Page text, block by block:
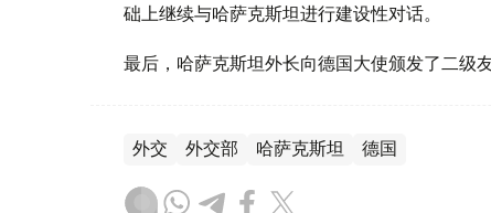
础上继续与哈萨克斯坦进行建设性对话。
最后，哈萨克斯坦外长向德国大使颁发了二级
外交 外交部 哈萨克斯坦 德国